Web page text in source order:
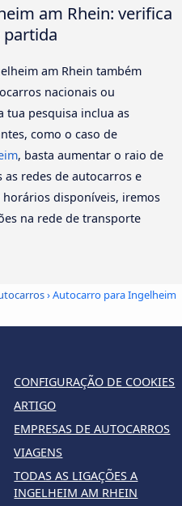
am Rhein: verifica
am Rhein também
nacionais ou
tua pesquisa inclua as
como o caso de
, basta aumentar o raio de
redes de autocarros e
disponíveis, iremos
na rede de transporte
› Autocarro para Ingelheim
CONFIGURAÇÃO DE COOKIES
ARTIGO
EMPRESAS DE AUTOCARROS
VIAGENS
TODAS AS LIGAÇÕES A
INGELHEIM AM RHEIN